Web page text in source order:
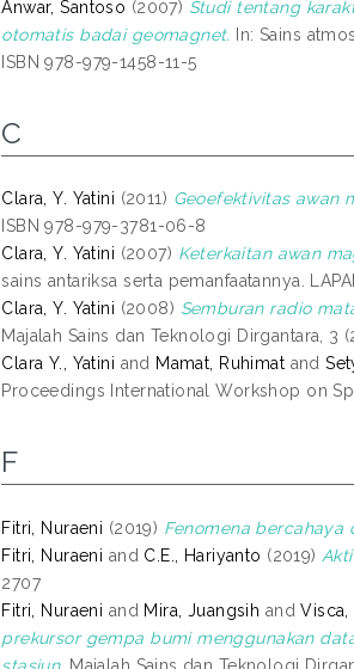
Anwar, Santoso (2007) Studi tentang
otomatis badai geomagnet. In: Sains
ISBN 978-979-1458-11-5
C
Clara, Y. Yatini (2011) Geoefektivitas awan
ISBN 978-979-3781-06-8
Clara, Y. Yatini (2007) Keterkaitan awan
sains antariksa serta pemanfaatannya.
Clara, Y. Yatini (2008) Semburan radio
Majalah Sains dan Teknologi Dirgantara, 3
Clara Y., Yatini and Mamat, Ruhimat and
Proceedings International Workshop on
F
Fitri, Nuraeni (2019) Fenomena bercahaya
Fitri, Nuraeni and C.E., Hariyanto (2019)
2707
Fitri, Nuraeni and Mira, Juangsih andVisca,
prekursor gempa bumi menggunakan
stasiun. Majalah Sains dan Teknologi